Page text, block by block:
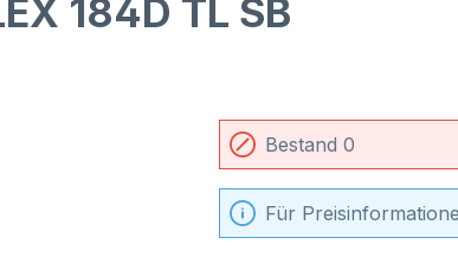
184D TL SB
Bestand 0
Für